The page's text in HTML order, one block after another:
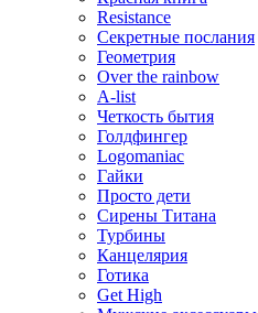
Resistance
Секретные послания
Геометрия
Over the rainbow
A-list
Четкость бытия
Голдфингер
Logomaniac
Гайки
Просто дети
Сирены Титана
Турбины
Канцелярия
Готика
Get High